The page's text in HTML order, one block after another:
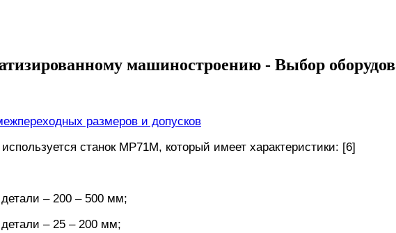
машиностроению - Выбор
размеров и допусков
станок МР71М, который имеет характеристики: [6]
– 200 – 500 мм;
– 25 – 200 мм;